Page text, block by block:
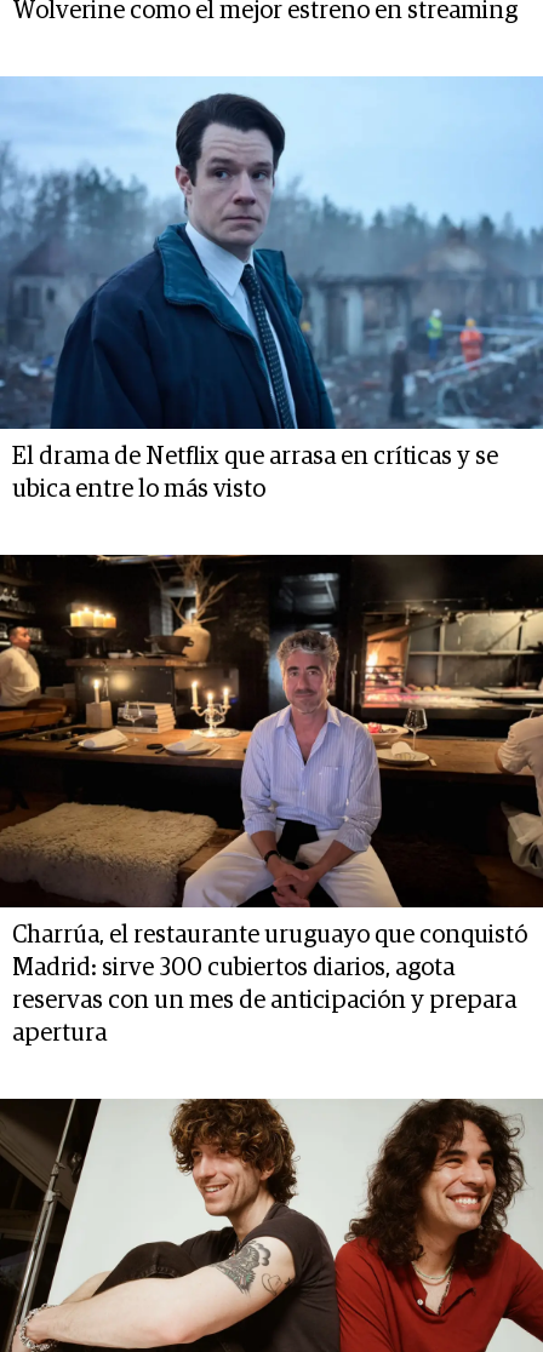
Wolverine como el mejor estreno en streaming
El drama de Netflix que arrasa en críticas y se
ubica entre lo más visto
Charrúa, el restaurante uruguayo que conquistó
Madrid: sirve 300 cubiertos diarios, agota
reservas con un mes de anticipación y prepara
apertura